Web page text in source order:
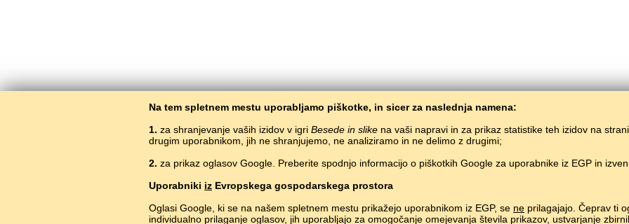
Na tem spletnem mestu uporabljamo piškotke, in sicer za naslednja namena:
1. za shranjevanje vaših izidov v igri Besede in slike na vaši napravi in za prikaz statistike teh izidov na
drugim uporabnikom, jih ne shranjujemo, ne analiziramo in ne delimo z drugimi;
2. za prikaz oglasov Google. Preberite spodnjo informacijo o piškotkih Google za uporabnike iz EGP in
Uporabniki iz Evropskega gospodarskega prostora
Oglasi Google, ki se na našem spletnem mestu prikažejo uporabnikom iz EGP, se ne prilagajajo. Čeprav ti
individualno prilaganje oglasov, jih uporabljajo za omogočanje omejevanja števila prikazov, ustvarjanje
BaltoSlav / Besede in slike/ Manščina v slikah
Copyright © 2015–2025 BALTOSLAV.